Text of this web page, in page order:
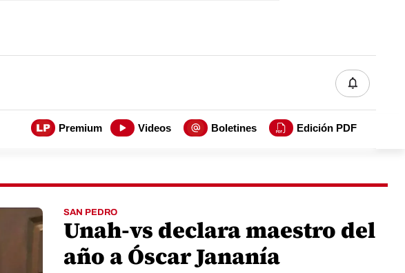
Premium Videos Boletines Edición PDF
SAN PEDRO
Unah-vs declara maestro del
año a Óscar Jananía